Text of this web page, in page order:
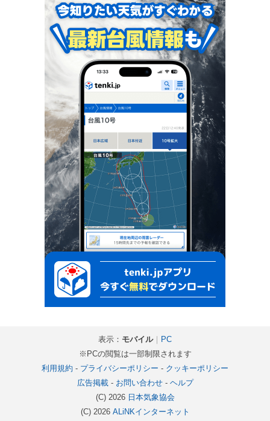
表示： モバイル｜ PC
※PCの閲覧は一部制限されます
利用規約 - プライバシーポリシー - クッキーポリシー
広告掲載- お問い合わせ- ヘルプ
(C) 2026 日本気象協会
(C) 2026 ALiNKインターネット